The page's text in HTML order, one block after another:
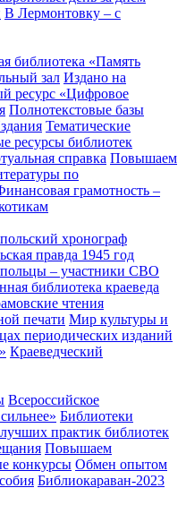
В Лермонтовку – с
библиотека «Память
зал Издано на
ресурс «Цифровое
Полнотекстовые базы
Тематические
ресурсы библиотек
справка Повышаем
по
грамотность –
хронограф
правда 1945 год
– участники СВО
библиотека краеведа
чтения
печати Мир культуры и
периодических изданий
Краеведческий
Всероссийское
Библиотеки
практик библиотек
Повышаем
конкурсы Обмен опытом
Библиокараван-2023